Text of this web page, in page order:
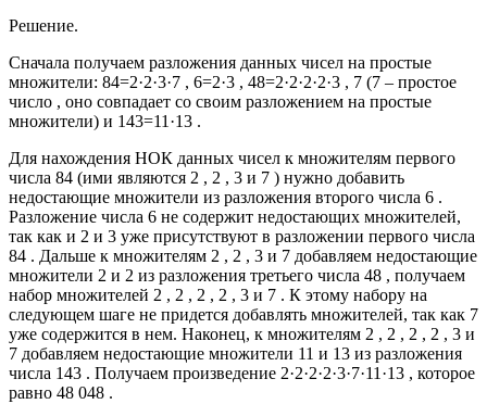
Решение.
Сначала получаем разложения данных чисел на простые
множители: 84=2·2·3·7 , 6=2·3 , 48=2·2·2·2·3 , 7 (7 – простое
число , оно совпадает со своим разложением на простые
множители) и 143=11·13 .
Для нахождения НОК данных чисел к множителям первого
числа 84 (ими являются 2 , 2 , 3 и 7 ) нужно добавить
недостающие множители из разложения второго числа 6 .
Разложение числа 6 не содержит недостающих множителей,
так как и 2 и 3 уже присутствуют в разложении первого числа
84 . Дальше к множителям 2 , 2 , 3 и 7 добавляем недостающие
множители 2 и 2 из разложения третьего числа 48 , получаем
набор множителей 2 , 2 , 2 , 2 , 3 и 7 . К этому набору на
следующем шаге не придется добавлять множителей, так как 7
уже содержится в нем. Наконец, к множителям 2 , 2 , 2 , 2 , 3 и
7 добавляем недостающие множители 11 и 13 из разложения
числа 143 . Получаем произведение 2·2·2·2·3·7·11·13 , которое
равно 48 048 .